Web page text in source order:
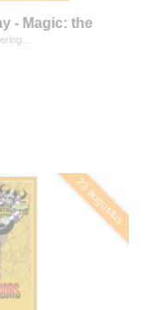
- Magic: the
23 augustus